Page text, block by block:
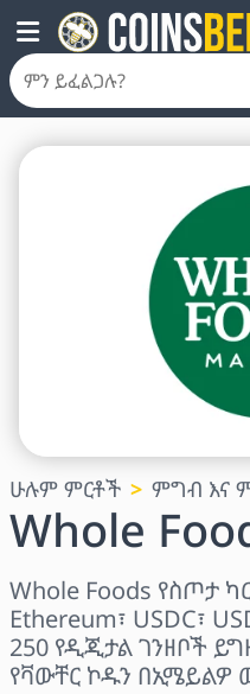
ሁሉም ምርቶች ምግብ እና
Whole
Whole Foods የስጦታ
Ethereum፣ USDC፣
250 የዲጂታል ገንዘቦች
የቫውቸር ኮዱን በኢሜይልዎ